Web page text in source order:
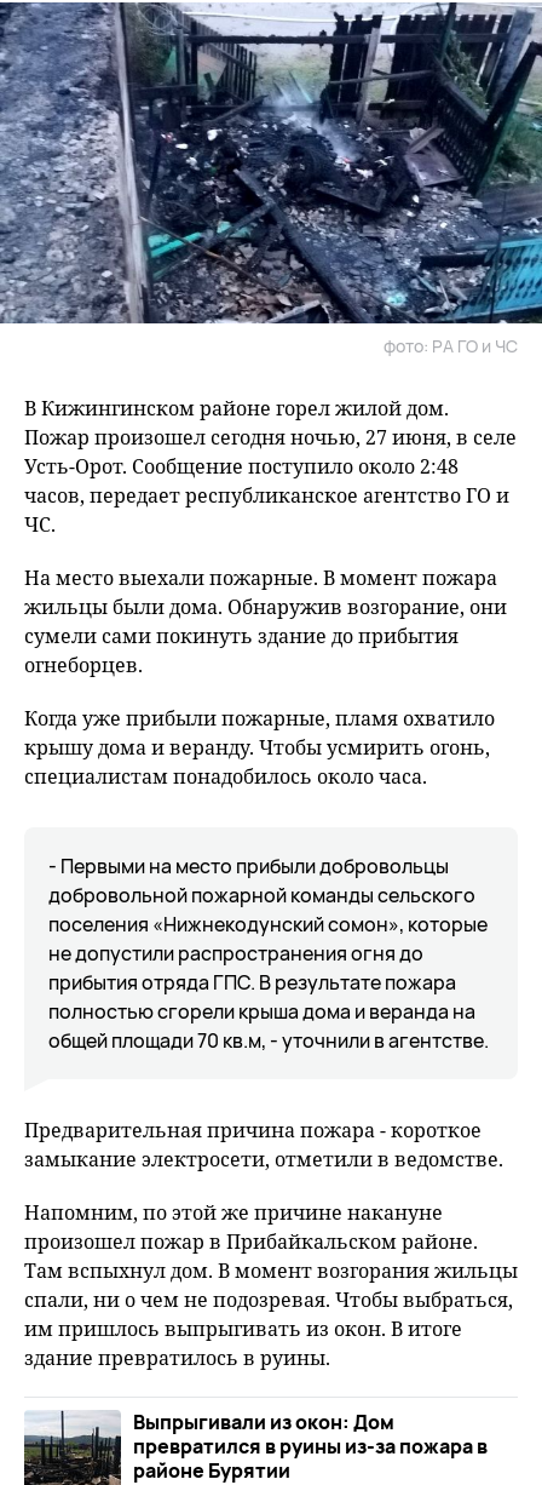
фото: РА ГО и ЧС
В Кижингинском районе горел жилой дом.
Пожар произошел сегодня ночью, 27 июня, в селе
Усть-Орот. Сообщение поступило около 2:48
часов, передает республиканское агентство ГО и
ЧС.
На место выехали пожарные. В момент пожара
жильцы были дома. Обнаружив возгорание, они
сумели сами покинуть здание до прибытия
огнеборцев.
Когда уже прибыли пожарные, пламя охватило
крышу дома и веранду. Чтобы усмирить огонь,
специалистам понадобилось около часа.
- Первыми на место прибыли добровольцы
добровольной пожарной команды сельского
поселения «Нижнекодунский сомон», которые
не допустили распространения огня до
прибытия отряда ГПС. В результате пожара
полностью сгорели крыша дома и веранда на
общей площади 70 кв.м, - уточнили в агентстве.
Предварительная причина пожара - короткое
замыкание электросети, отметили в ведомстве.
Напомним, по этой же причине накануне
произошел пожар в Прибайкальском районе.
Там вспыхнул дом. В момент возгорания жильцы
спали, ни о чем не подозревая. Чтобы выбраться,
им пришлось выпрыгивать из окон. В итоге
здание превратилось в руины.
Выпрыгивали из окон: Дом
превратился в руины из-за пожара в
районе Бурятии